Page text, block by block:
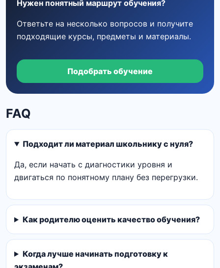
Нужен понятный маршрут обучения?
Ответьте на несколько вопросов и получите
подходящие курсы, предметы и материалы.
Подобрать обучение
FAQ
Подходит ли материал школьнику с нуля?
Да, если начать с диагностики уровня и
двигаться по понятному плану без перегрузки.
Как родителю оценить качество обучения?
Когда лучше начинать подготовку к